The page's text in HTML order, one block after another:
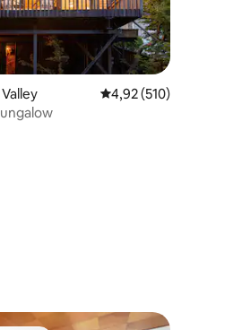
op 5, 270 recensies
Gemiddelde
4,92 (510)